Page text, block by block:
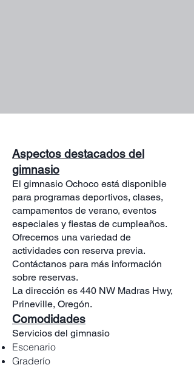
Aspectos destacados del
gimnasio
El gimnasio Ochoco está disponible
para programas deportivos, clases,
campamentos de verano, eventos
especiales y fiestas de cumpleaños.
Ofrecemos una variedad de
actividades con reserva previa.
Contáctanos para más información
sobre reservas.
La dirección es 440 NW Madras Hwy,
Prineville, Oregón.
Comodidades
Servicios del gimnasio
Escenario
Graderío